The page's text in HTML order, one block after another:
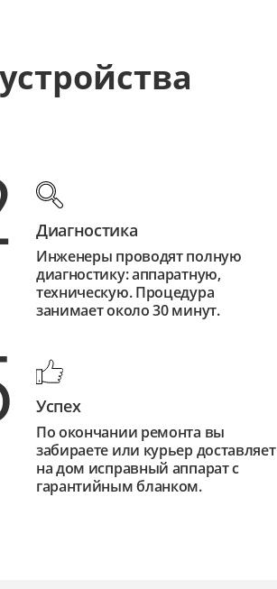
Диагностика
Инженеры проводят полную
диагностику: аппаратную,
техническую. Процедура
занимает около 30 минут.
Успех
По окончании ремонта вы
забираете или курьер доставляет
на дом исправный аппарат с
гарантийным бланком.